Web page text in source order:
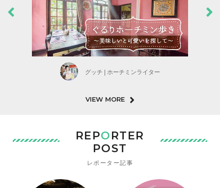
グッチ | ホーチミンライター
VIEW MORE
REPORTER
POST
レポーター記事